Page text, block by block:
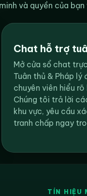
và quyền của
Chat hỗ trợ
Mở cửa sổ chat
Tuân thủ & Pháp
chuyên viên hiểu
Chúng tôi trả lời
khu vực, yêu cầu
tranh chấp ngay
TÍN HIỆU